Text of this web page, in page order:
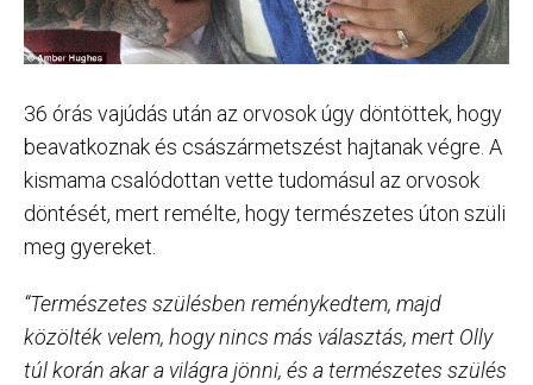
36 órás vajúdás után az orvosok úgy döntöttek, hogy
beavatkoznak és császármetszést hajtanak végre. A
kismama csalódottan vette tudomásul az orvosok
döntését, mert remélte, hogy természetes úton szüli
meg gyereket.
“Természetes szülésben reménykedtem, majd
közölték velem, hogy nincs más választás, mert Olly
túl korán akar a világra jönni, és a természetes szülés